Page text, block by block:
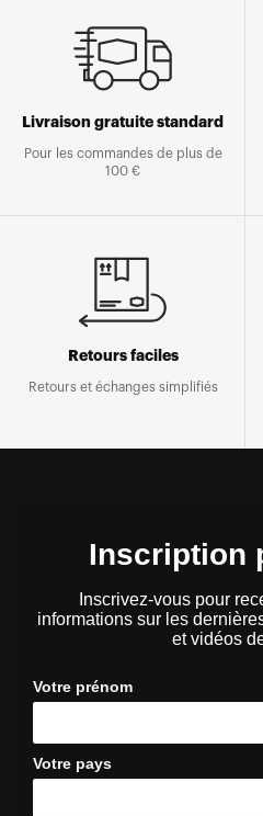
Livraison gratuite standard
Pour les commandes de plus de
100 €
Retours faciles
Retours et échanges simplifiés
Inscription
Inscrivez-vous pour
informations sur les
et vidéos
Votre prénom
Votre pays